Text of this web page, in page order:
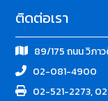
ติดต่อเรา
89/175 ถนน วิภา
02-081-4900
02-521-2273,